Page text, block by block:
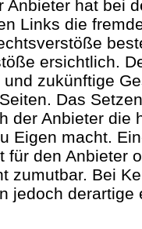
Anbieter hat bei
Links die
ersichtlich.
zukünftige
Das
der Anbieter die
Eigen macht.
für den Anbieter
zumutbar. Bei
jedoch derartige